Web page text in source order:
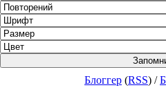
Блоггер (RSS) /